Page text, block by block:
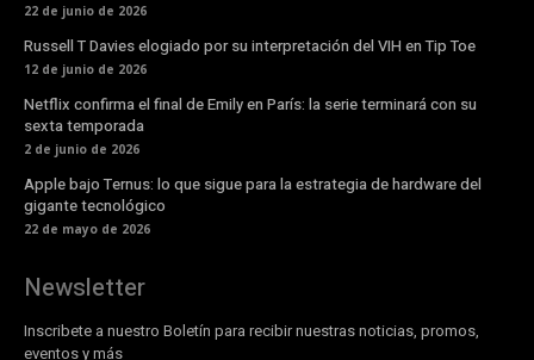
22 de junio de 2026
Russell T Davies elogiado por su interpretación del VIH en Tip Toe
12 de junio de 2026
Netflix confirma el final de Emily en París: la serie terminará con su
sexta temporada
2 de junio de 2026
Apple bajo Ternus: lo que sigue para la estrategia de hardware del
gigante tecnológico
22 de mayo de 2026
Newsletter
Inscribete a nuestro Boletín para recibir nuestras noticias, promos,
eventos y más